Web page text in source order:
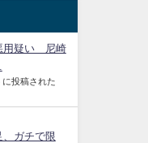
用疑い 尼崎
に投稿された
、ガチで限